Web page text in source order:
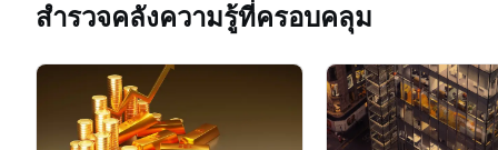
สำรวจคลังความรู้ที่ครอบคลุม